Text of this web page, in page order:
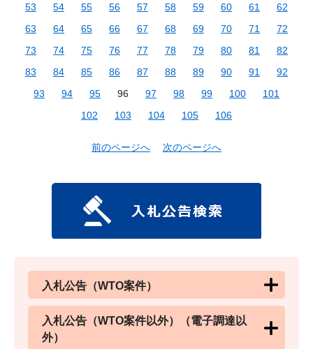
53
54 55 56 57 58 59 60 61
62
63
64 65 66 67 68 69 70 71
72
73
74 75 76 77 78 79 80 81
82
83
84 85 86 87 88 89 90 91
92
93
94 95 96 97 98 99 100
101
102
103 104 105 106
前のページへ 次のページへ
入札公告（WTO案件）
入札公告（WTO案件以外）（電子調達以
外）